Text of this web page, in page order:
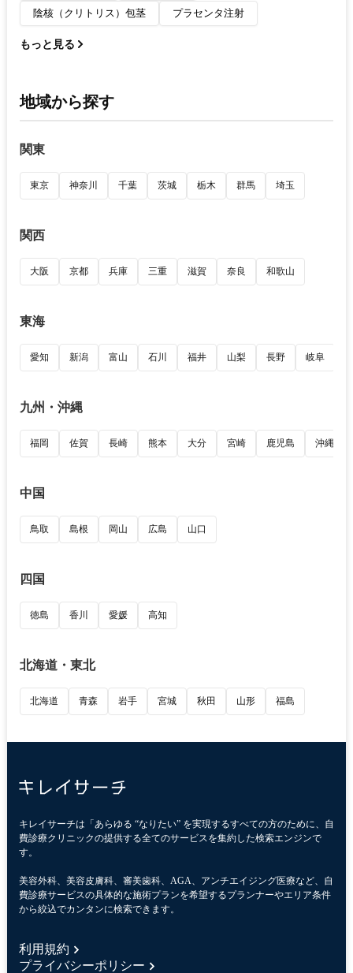
陰核（クリトリス）包茎 プラセンタ注射
もっと見る
地域から探す
関東
東京 神奈川 千葉 茨城 栃木 群馬 埼玉
関西
大阪 京都 兵庫 三重 滋賀 奈良 和歌山
東海
愛知 新潟 富山 石川 福井 山梨 長野 岐阜
九州・沖縄
福岡 佐賀 長崎 熊本 大分 宮崎 鹿児島 沖縄
中国
鳥取 島根 岡山 広島 山口
四国
徳島 香川 愛媛 高知
北海道・東北
北海道 青森 岩手 宮城 秋田 山形 福島
キレイサーチは「あらゆる “なりたい” を実現するすべての方のために、自
費診療クリニックの提供する全てのサービスを集約した検索エンジンで
す。
美容外科、美容皮膚科、審美歯科、AGA、アンチエイジング医療など、自
費診療サービスの具体的な施術プランを希望するプランナーやエリア条件
から絞込でカンタンに検索できます。
利用規約
プライバシーポリシー